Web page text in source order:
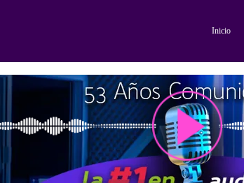
Inicio